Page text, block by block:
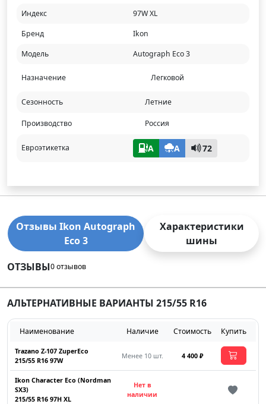
Индекс
97W XL
Бренд
Ikon
Модель
Autograph Eco 3
Назначение Легковой
Сезонность Летние
Производство Россия
Евроэтикетка A A 72
Отзывы Ikon Autograph
Eco 3
Характеристики
шины
ОТЗЫВЫ0 отзывов
АЛЬТЕРНАТИВНЫЕ ВАРИАНТЫ 215/55 R16
Наименование Наличие Стоимость Купить
Trazano Z-107 ZuperEco
215/55 R16 97W
Менее 10 шт. 4 400 ₽
Ikon Character Eco (Nordman
SX3)
215/55 R16 97H XL
Нет в
наличии